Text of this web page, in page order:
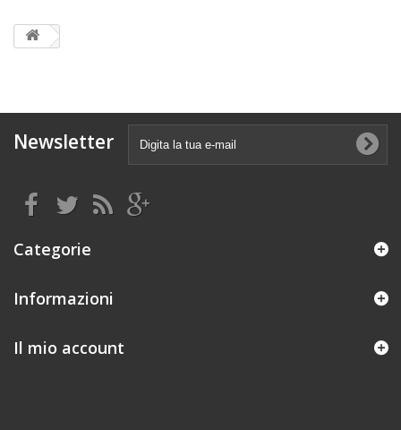
Newsletter
Categorie
Informazioni
Il mio account